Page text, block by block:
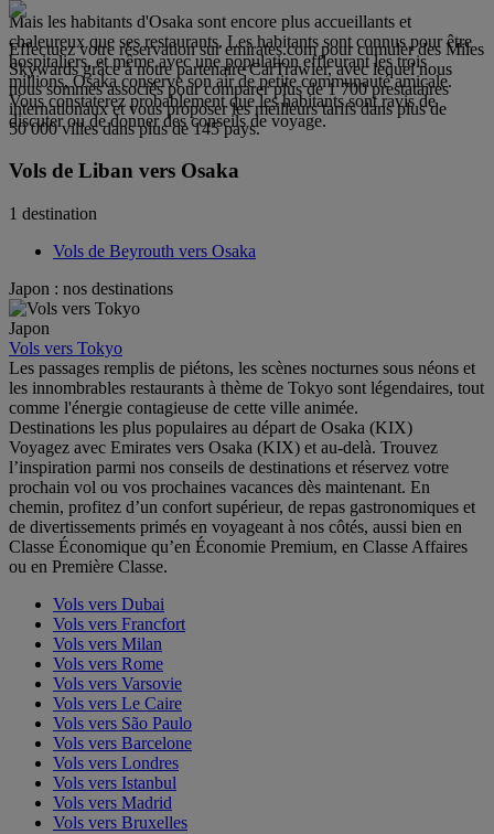
Mais les habitants d'Osaka sont encore plus accueillants et
chaleureux que ses restaurants. Les habitants sont connus pour être
hospitaliers, et même avec une population effleurant les trois
millions, Osaka conserve son air de petite communauté amicale.
Vous constaterez probablement que les habitants sont ravis de
discuter ou de donner des conseils de voyage.
Effectuez votre réservation sur emirates.com pour cumuler des Miles
Skywards grâce à notre partenaire CarTrawler, avec lequel nous
nous sommes associés pour comparer plus de 1 700 prestataires
internationaux et vous proposer les meilleurs tarifs dans plus de
50 000 villes dans plus de 145 pays.
Vols de Liban vers Osaka
1 destination
Vols de Beyrouth vers Osaka
Japon : nos destinations
Japon
Vols vers Tokyo
Les passages remplis de piétons, les scènes nocturnes sous néons et
les innombrables restaurants à thème de Tokyo sont légendaires, tout
comme l'énergie contagieuse de cette ville animée.
Destinations les plus populaires au départ de Osaka (KIX)
Voyagez avec Emirates vers Osaka (KIX) et au-delà. Trouvez
l’inspiration parmi nos conseils de destinations et réservez votre
prochain vol ou vos prochaines vacances dès maintenant. En
chemin, profitez d’un confort supérieur, de repas gastronomiques et
de divertissements primés en voyageant à nos côtés, aussi bien en
Classe Économique qu’en Économie Premium, en Classe Affaires
ou en Première Classe.
Vols vers Dubai
Vols vers Francfort
Vols vers Milan
Vols vers Rome
Vols vers Varsovie
Vols vers Le Caire
Vols vers São Paulo
Vols vers Barcelone
Vols vers Londres
Vols vers Istanbul
Vols vers Madrid
Vols vers Bruxelles